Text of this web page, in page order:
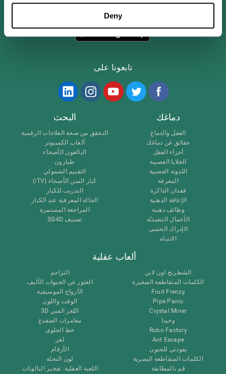
Deny
تابعونا على
دماغك
العقل والدماغ
حقائق عن دماغك
أجزاء العقل
الخلايا العصبية
اللدونة العصبية
المعرفة
فقدان الذاكرة
الإعاقة الذهنية
وظائف ذهنية
الأعمال التنفيذيّة
الإدراك الحسى
الانتباه
البحث
التحقق من صحة العلاجات الرقمية
ألعاب الكمبيوتر
البالغون الأصحاء
طيارون
التقييم الشمولي
كبار السن الأصحاء (iTV)
التدريب للكبار
الحالة المعرفية عند الكبار
المراجعة المستمرة
تصنيف SG4D
ألعاب عقلية
الشطرنج اون لاين
الكلمات المتقاطعة الصغيرة
Fruit Frenzy
Pipe Panic
Crystal Miner
وحيدا
Robo Factory
Ant Escape
يقودني للجنون
الكلمات المتقاطعة البصرية
قم بالمطابقة
التزاحم
العثور عن الحيوات الأليف
الأزواج الموسيقية
الوقت واللون
اللغز الفني 3D
مغامرات الضفدع
خط الحلوى
لغز
الأرقام
لون النحلة
اللعبة العقلية: تفجير البالونات